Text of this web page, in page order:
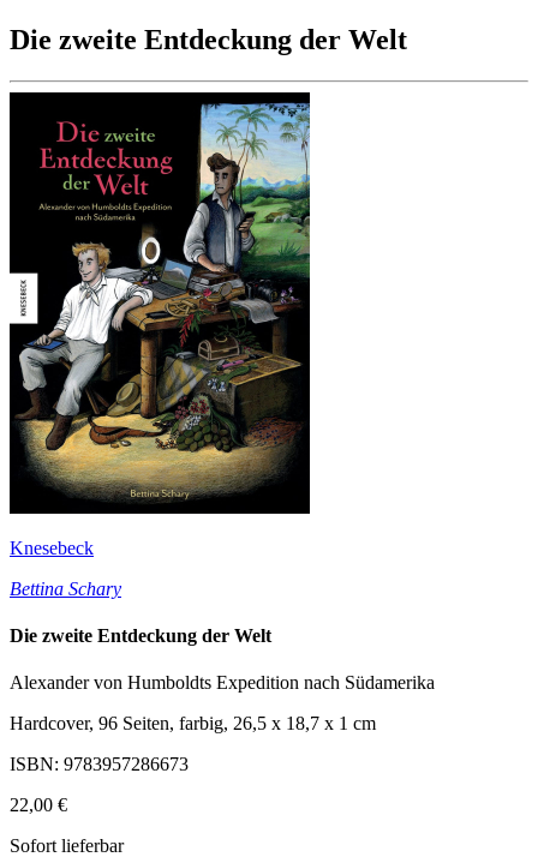
Die zweite Entdeckung der Welt
Knesebeck
Bettina Schary
Die zweite Entdeckung der Welt
Alexander von Humboldts Expedition nach Südamerika
Hardcover, 96 Seiten, farbig, 26,5 x 18,7 x 1 cm
ISBN: 9783957286673
22,00 €
Sofort lieferbar